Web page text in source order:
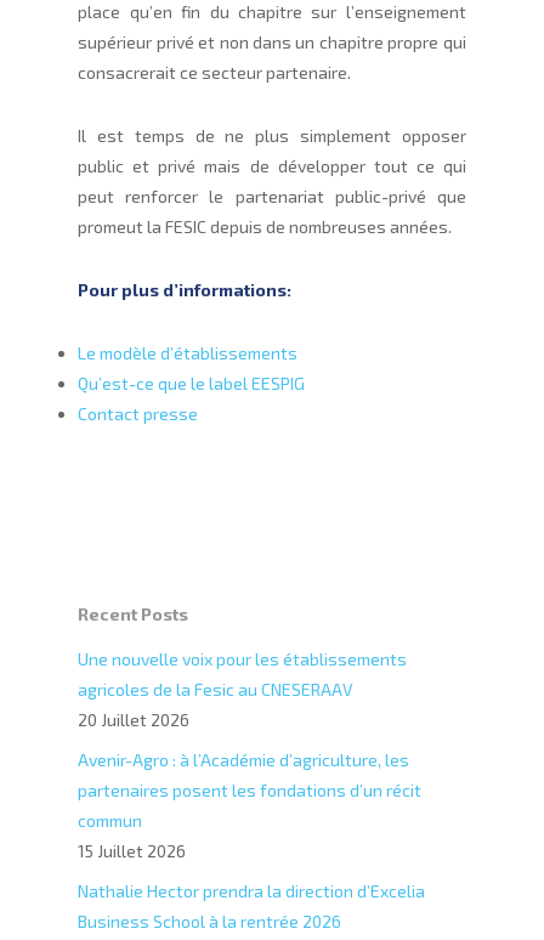
place qu’en fin du chapitre sur l’enseignement
supérieur privé et non dans un chapitre propre qui
consacrerait ce secteur partenaire.
Il est temps de ne plus simplement opposer
public et privé mais de développer tout ce qui
peut renforcer le partenariat public-privé que
promeut la FESIC depuis de nombreuses années.
Pour plus d’informations:
Le modèle d’établissements
Qu’est-ce que le label EESPIG
Contact presse
Recent Posts
Une nouvelle voix pour les établissements
agricoles de la Fesic au CNESERAAV
20 Juillet 2026
Avenir-Agro : à l’Académie d’agriculture, les
partenaires posent les fondations d’un récit
commun
15 Juillet 2026
Nathalie Hector prendra la direction d’Excelia
Business School à la rentrée 2026